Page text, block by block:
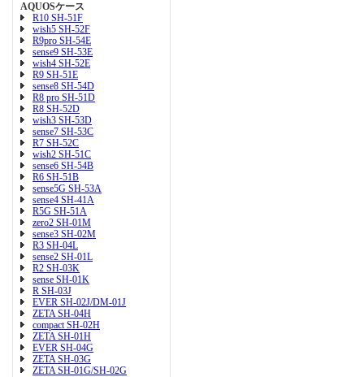
AQUOSケース
R10 SH-51F
wish5 SH-52F
R9pro SH-54E
sense9 SH-53E
wish4 SH-52E
R9 SH-51E
sense8 SH-54D
R8 pro SH-51D
R8 SH-52D
wish3 SH-53D
sense7 SH-53C
R7 SH-52C
wish2 SH-51C
sense6 SH-54B
R6 SH-51B
sense5G SH-53A
sense4 SH-41A
R5G SH-51A
zero2 SH-01M
sense3 SH-02M
R3 SH-04L
sense2 SH-01L
R2 SH-03K
sense SH-01K
R SH-03J
EVER SH-02J/DM-01J
ZETA SH-04H
compact SH-02H
ZETA SH-01H
EVER SH-04G
ZETA SH-03G
ZETA SH-01G/SH-02G